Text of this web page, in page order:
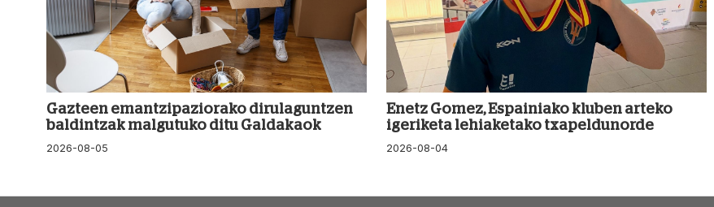
Gazteen emantzipaziorako dirulaguntzen
baldintzak malgutuko ditu Galdakaok
2026-08-05
Enetz Gomez, Espainiako kluben arteko
igeriketa lehiaketako txapeldunorde
2026-08-04